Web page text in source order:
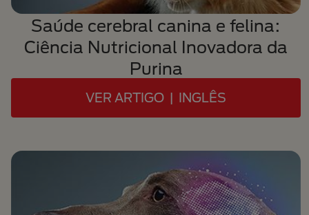
Saúde cerebral canina e felina:
Ciência Nutricional Inovadora da
Purina
VER ARTIGO | INGLÊS